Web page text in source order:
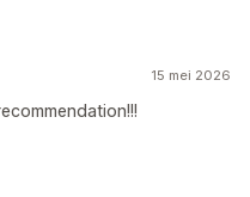
15 mei 2026